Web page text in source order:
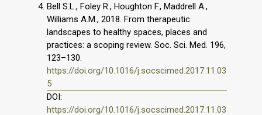
Bell S.L., Foley R., Houghton F., Maddrell A.,
Williams A.M., 2018. From therapeutic
landscapes to healthy spaces, places and
practices: a scoping review. Soc. Sci. Med. 196,
123–130.
https://doi.org/10.1016/j.socscimed.2017.11.03
5
DOI:
https://doi.org/10.1016/j.socscimed.2017.11.03